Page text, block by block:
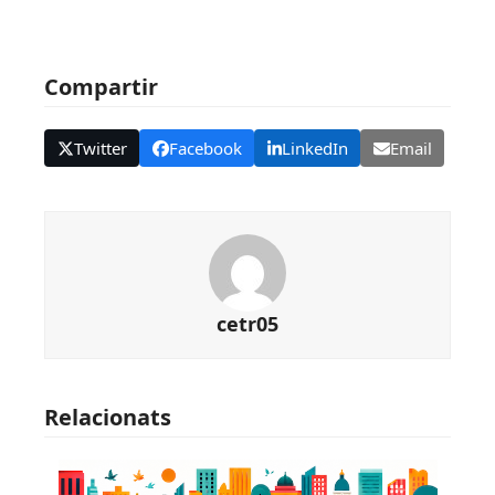
Compartir
Twitter Facebook LinkedIn Email
cetr05
Relacionats